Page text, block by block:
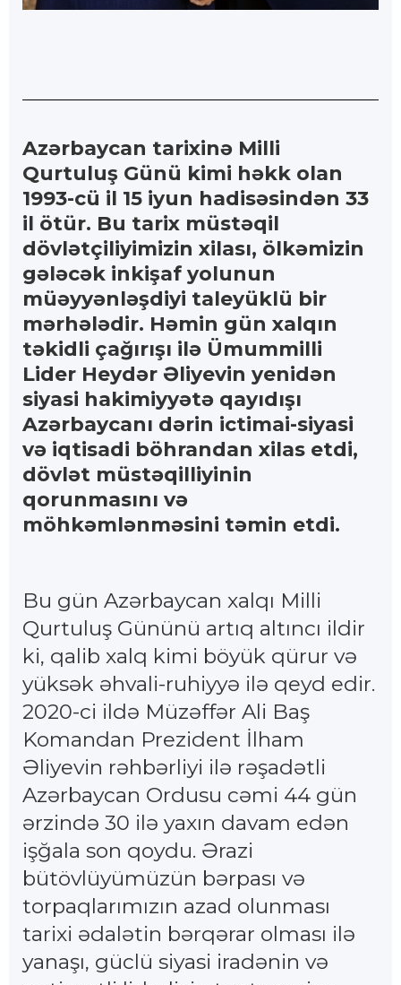
Azərbaycan tarixinə Milli
Qurtuluş Günü kimi həkk olan
1993-cü il 15 iyun hadisəsindən 33
il ötür. Bu tarix müstəqil
dövlətçiliyimizin xilası, ölkəmizin
gələcək inkişaf yolunun
müəyyənləşdiyi taleyüklü bir
mərhələdir. Həmin gün xalqın
təkidli çağırışı ilə Ümummilli
Lider Heydər Əliyevin yenidən
siyasi hakimiyyətə qayıdışı
Azərbaycanı dərin ictimai-siyasi
və iqtisadi böhrandan xilas etdi,
dövlət müstəqilliyinin
qorunmasını və
möhkəmlənməsini təmin etdi.
Bu gün Azərbaycan xalqı Milli
Qurtuluş Gününü artıq altıncı ildir
ki, qalib xalq kimi böyük qürur və
yüksək əhvali-ruhiyyə ilə qeyd edir.
2020-ci ildə Müzəffər Ali Baş
Komandan Prezident İlham
Əliyevin rəhbərliyi ilə rəşadətli
Azərbaycan Ordusu cəmi 44 gün
ərzində 30 ilə yaxın davam edən
işğala son qoydu. Ərazi
bütövlüyümüzün bərpası və
torpaqlarımızın azad olunması
tarixi ədalətin bərqərar olması ilə
yanaşı, güclü siyasi iradənin və